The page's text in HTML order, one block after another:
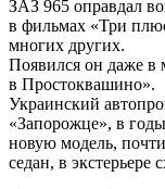
ЗАЗ 965 оправдал
в фильмах «Три
многих других.
Появился он даже в
в Простоквашино».
Украинский
«Запорожце», в
новую модель,
седан, в экстерьере